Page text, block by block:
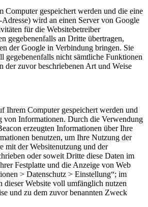
Computer gespeichert werden und die eine
wird an einen Server von Google
für die Websitebetreiber
gegebenenfalls an Dritte übertragen,
der Google in Verbindung bringen. Sie
gegebenenfalls nicht sämtliche Funktionen
der zuvor beschriebenen Art und Weise
Ihrem Computer gespeichert werden und
von Informationen. Durch die Verwendung
erzeugten Informationen über Ihre
benutzen, um Ihre Nutzung der
mit der Websitenutzung und der
oder soweit Dritte diese Daten im
Festplatte und die Anzeige von Web
> Datenschutz > Einstellung“; im
dieser Website voll umfänglich nutzen
und zu dem zuvor benannten Zweck